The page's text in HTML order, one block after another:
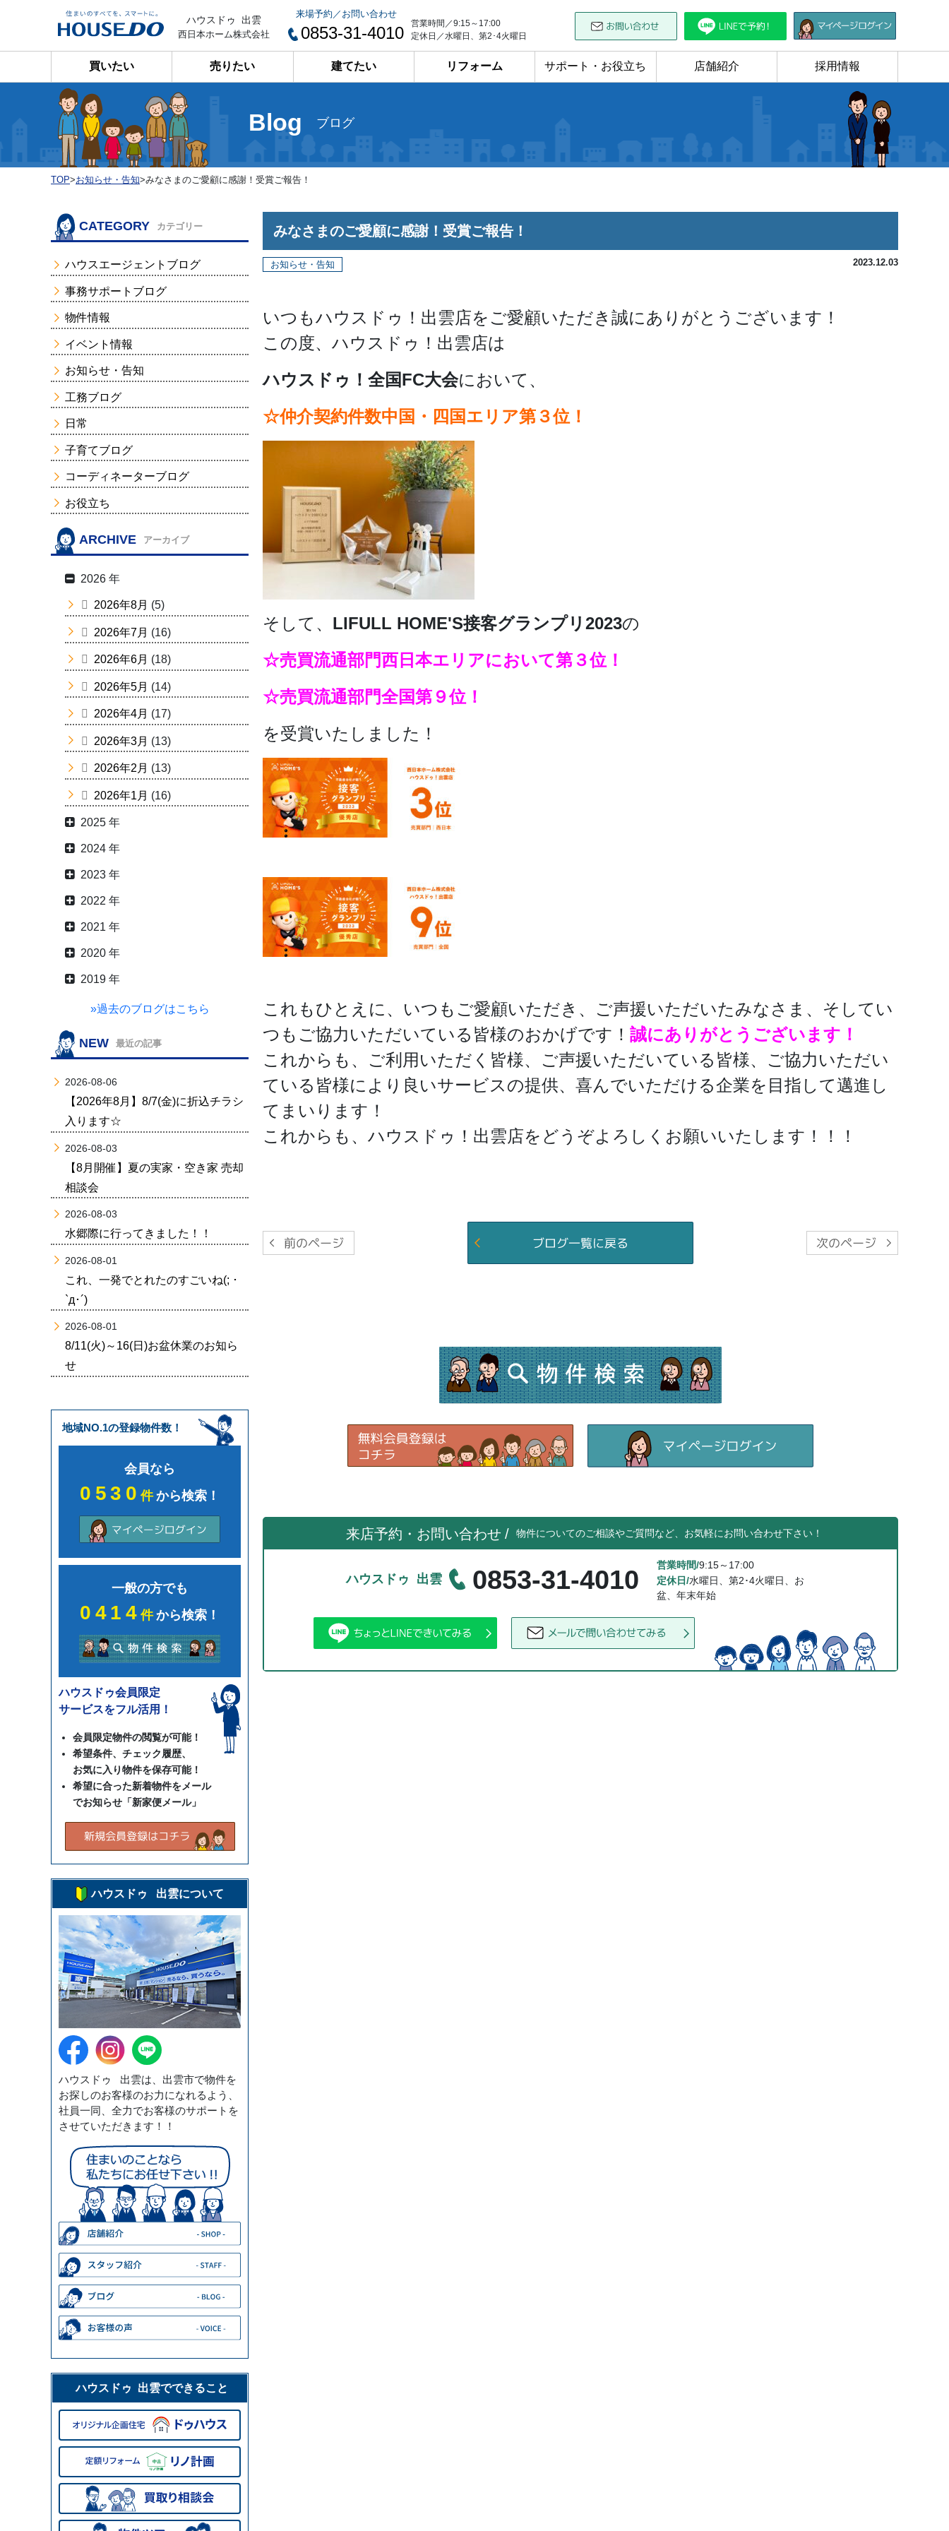
ハウスドゥ 出雲
西日本ホーム株式会社
来場予約／お問い合わせ
0853-31-4010
営業時間／9:15～17:00
定休日／水曜日、第2･4火曜日
買いたい 売りたい 建てたい リフォーム サポート・お役立ち 店舗紹介 採用情報
Blog ブログ
TOP>お知らせ・告知>みなさまのご愛顧に感謝！受賞ご報告！
みなさまのご愛顧に感謝！受賞ご報告！
お知らせ・告知 2023.12.03
いつもハウスドゥ！出雲店をご愛顧いただき誠にありがとうございます！
この度、ハウスドゥ！出雲店は
ハウスドゥ！全国FC大会において、
☆仲介契約件数中国・四国エリア第３位！
そして、 LIFULL HOME'S接客グランプリ2023の
☆売買流通部門西日本エリアにおいて第３位！
☆売買流通部門全国第９位！
を受賞いたしました！
これもひとえに、いつもご愛顧いただき、ご声援いただいたみなさま、そしてい
つもご協力いただいている皆様のおかげです！ 誠にありがとうございます！
これからも、ご利用いただく皆様、ご声援いただいている皆様、ご協力いただい
ている皆様により良いサービスの提供、喜んでいただける企業を目指して邁進し
てまいります！
これからも、ハウスドゥ！出雲店をどうぞよろしくお願いいたします！！！
来店予約・お問い合わせ / 物件についてのご相談やご質問など、お気軽にお問い合わせ下さい！
ハウスドゥ 出雲 0853-31-4010 営業時間/9:15～17:00
定休日/水曜日、第2･4火曜日、お
盆、年末年始
CATEGORY カテゴリー
ハウスエージェントブログ
事務サポートブログ
物件情報
イベント情報
お知らせ・告知
工務ブログ
日常
子育てブログ
コーディネーターブログ
お役立ち
ARCHIVE アーカイブ
2026 年
2026年8月 (5)
2026年7月 (16)
2026年6月 (18)
2026年5月 (14)
2026年4月 (17)
2026年3月 (13)
2026年2月 (13)
2026年1月 (16)
2025 年
2024 年
2023 年
2022 年
2021 年
2020 年
2019 年
»過去のブログはこちら
NEW 最近の記事
2026-08-06
【2026年8月】8/7(金)に折込チラシ
入ります☆
2026-08-03
【8月開催】夏の実家・空き家 売却
相談会
2026-08-03
水郷際に行ってきました！！
2026-08-01
これ、一発でとれたのすごいね(; ･
`д･´)
2026-08-01
8/11(火)～16(日)お盆休業のお知ら
せ
地域NO.1の登録物件数！
会員なら
0530件から検索！
一般の方でも
0414件から検索！
ハウスドゥ会員限定
サービスをフル活用！
会員限定物件の閲覧が可能！
希望条件、チェック履歴、
お気に入り物件を保存可能！
希望に合った新着物件をメール
でお知らせ「新家便メール」
ハウスドゥ 出雲について
ハウスドゥ 出雲は、出雲市で物件を
お探しのお客様のお力になれるよう、
社員一同、全力でお客様のサポートを
させていただきます！！
ハウスドゥ 出雲でできること